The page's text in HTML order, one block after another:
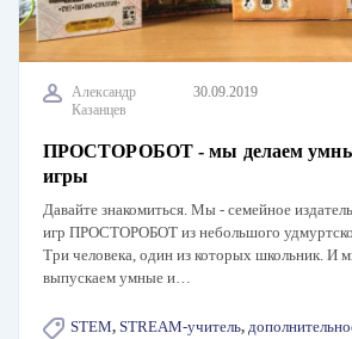
Александр
Казанцев
30.09.2019
ПРОСТОРОБОТ - мы делаем
игры
Давайте знакомиться. Мы - семейное
игр ПРОСТОРОБОТ из небольшого
Три человека, один из которых школьник. И
выпускаем умные и…
STEM, STREAM-учитель,